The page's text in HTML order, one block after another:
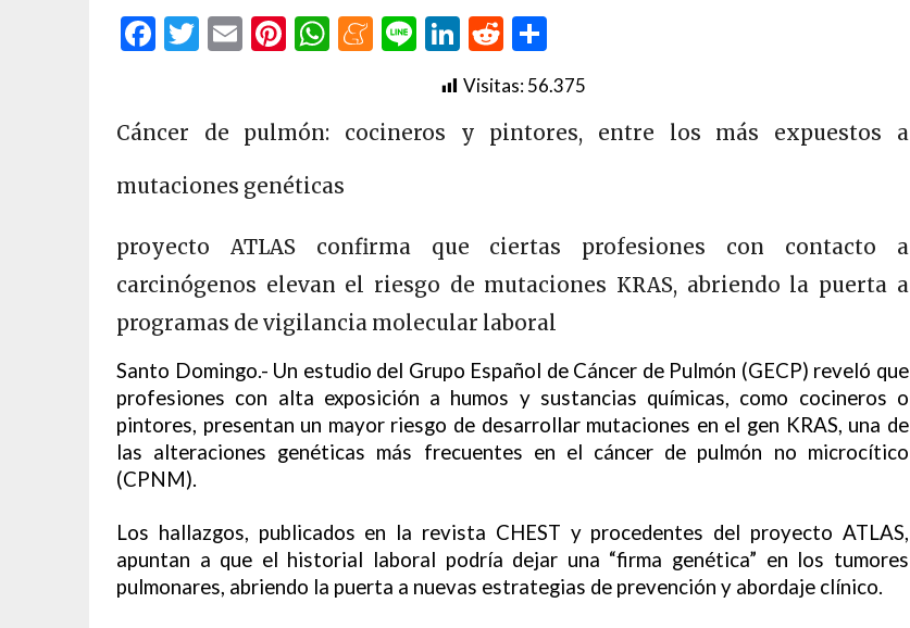
Facebook
Twitter
EmailPinterest
WhatsApp
Meneame
LineLinkedIn
Reddit
Visitas:56.375
Cáncer de pulmón: cocineros y pintores, entre los más expuestos a
mutaciones genéticas
proyecto ATLAS confirma que ciertas profesiones con contacto a
carcinógenos elevan el riesgo de mutaciones KRAS, abriendo la puerta a
programas de vigilancia molecular laboral
Santo Domingo.- Un estudio del Grupo Español de Cáncer de Pulmón (GECP) reveló que
profesiones con alta exposición a humos y sustancias químicas, como cocineros o
pintores, presentan un mayor riesgo de desarrollar mutaciones en el gen KRAS, una de
las alteraciones genéticas más frecuentes en el cáncer de pulmón no microcítico
(CPNM).
Los hallazgos, publicados en la revista CHEST y procedentes del proyecto ATLAS,
apuntan a que el historial laboral podría dejar una “firma genética” en los tumores
pulmonares, abriendo la puerta a nuevas estrategias de prevención y abordaje clínico.